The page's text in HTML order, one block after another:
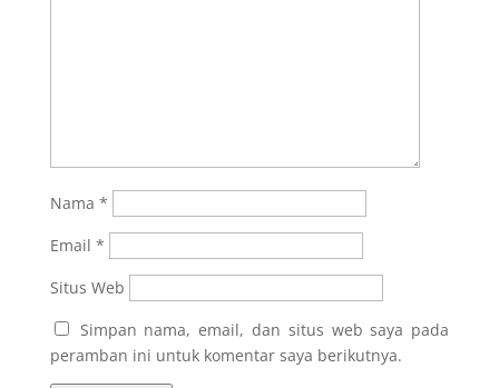
Nama *
Email *
Situs Web
Simpan nama, email, dan situs web saya pada
peramban ini untuk komentar saya berikutnya.